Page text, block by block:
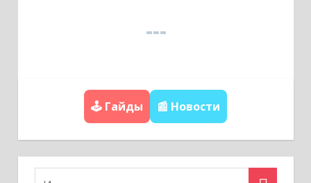
🕹️ Гайды 📰 Новости